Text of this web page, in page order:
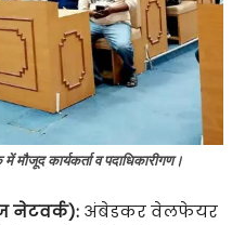
कार्यकर्ता व पदाधिकारीगण।
नेटवर्क): अंबेडकर वेलफेयर